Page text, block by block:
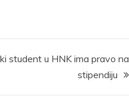
student u HNK ima pravo na
stipendiju